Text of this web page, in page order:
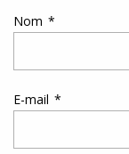
Nom *
E-mail *